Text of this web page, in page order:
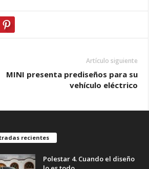
Artículo siguiente
MINI presenta prediseños para su
vehículo eléctrico
recientes
Polestar 4. Cuando el diseño